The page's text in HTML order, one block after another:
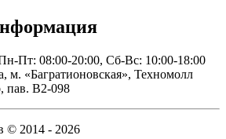
Пт: 08:00-20:00, Сб-Вс: 10:00-18:00
м. «Багратионовская», Техномолл
пав. B2-098
© 2014 - 2026